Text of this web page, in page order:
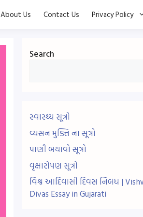
About Us Contact Us Privacy Policy
Search
સ્વાસ્થ્ય સૂત્રો
વ્યસન મુક્તિ ના સૂત્રો
પાણી બચાવો સૂત્રો
વૃક્ષારોપણ સૂત્રો
વિશ્વ આદિવાસી દિવસ નિબંધ |
Divas Essay in Gujarati